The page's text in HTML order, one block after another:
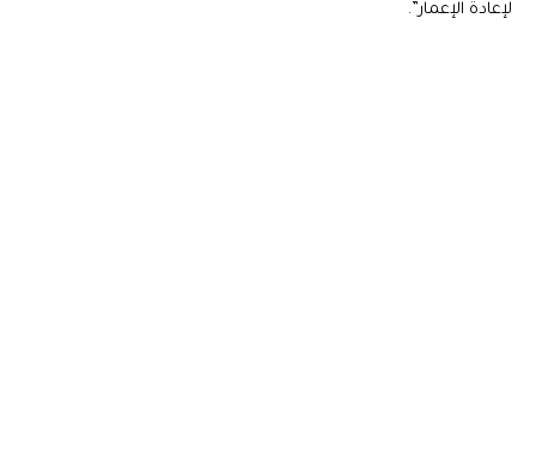
لإعادة الإعمار”.